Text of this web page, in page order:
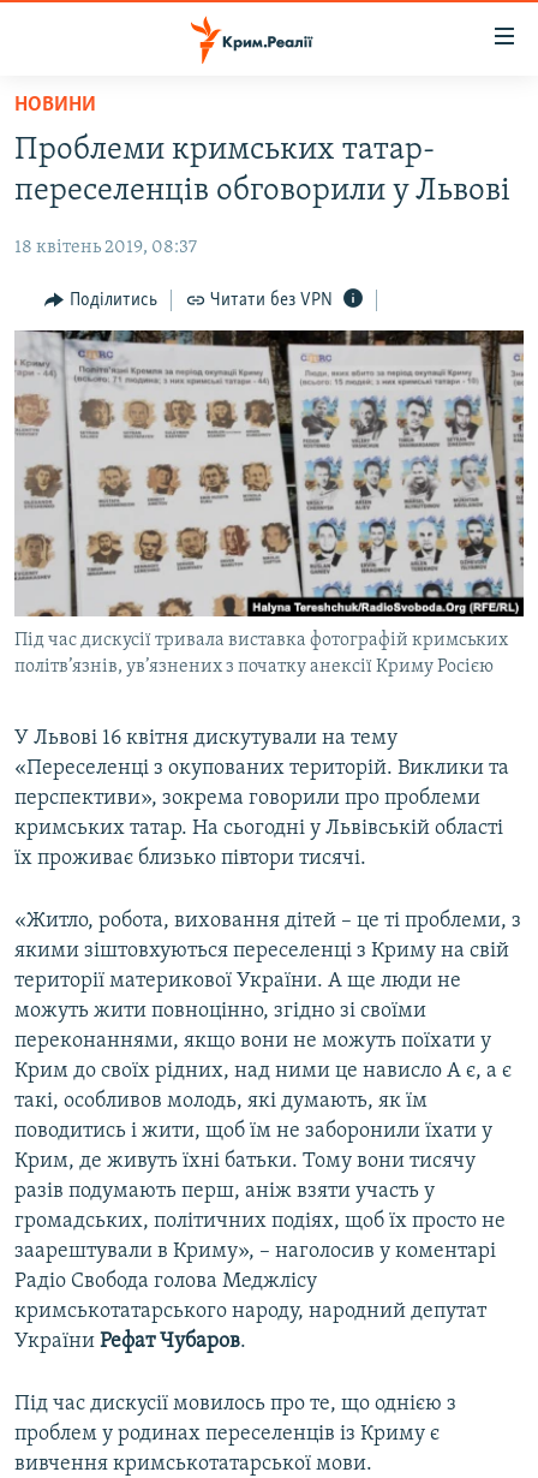
Перейти
основного
матеріалу
Перейти
до
навігації
Перейти
до
пошуку
НОВИНИ
ВОДА.КРИМ
ВІДЕО ТА ФОТО
ПОЛІТИКА
БЛОГИ
ПОГЛЯД
ІНТЕРВ'Ю
ВСЕ ЗА ДЕНЬ
СПЕЦПРОЕКТИ
ДЕПОРТАЦІЯ
ВІДЕОУРОКИ «ELIFBE»
СВІДЧЕННЯ ОКУПАЦІЇ
УКРАЇНСЬКА ПРОБЛЕМА КРИМУ
ЯК ОБІЙТИ БЛОКУВАННЯ
Русский
Qırımtatar
Усі сайти RFE/RL
НОВИНИ
Проблеми кримських татар-
переселенців обговорили у Львові
18 квітень 2019, 08:37
Поділитись Читати без VPN
Під час дискусії тривала виставка фотографій кримських
політв’язнів, ув’язнених з початку анексії Криму Росією
У Львові 16 квітня дискутували на тему
«Переселенці з окупованих територій. Виклики та
перспективи», зокрема говорили про проблеми
кримських татар. На сьогодні у Львівській області
їх проживає близько півтори тисячі.
«Житло, робота, виховання дітей – це ті проблеми, з
якими зіштовхуються переселенці з Криму на свій
території материкової України. А ще люди не
можуть жити повноцінно, згідно зі своїми
переконаннями, якщо вони не можуть поїхати у
Крим до своїх рідних, над ними це нависло А є, а є
такі, особливов молодь, які думають, як їм
поводитись і жити, щоб їм не заборонили їхати у
Крим, де живуть їхні батьки. Тому вони тисячу
разів подумають перш, аніж взяти участь у
громадських, політичних подіях, щоб їх просто не
заарештували в Криму», – наголосив у коментарі
Радіо Свобода голова Меджлісу
кримськотатарського народу, народний депутат
України Рефат Чубаров.
Під час дискусії мовилось про те, що однією з
проблем у родинах переселенців із Криму є
вивчення кримськотатарської мови.